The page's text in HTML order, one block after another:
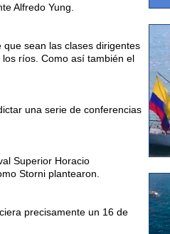
Alfredo Yung.
sean las clases dirigentes
ríos. Como así también el
una serie de conferencias
Superior Horacio
Storni plantearon.
precisamente un 16 de